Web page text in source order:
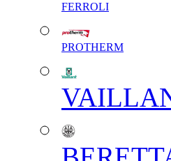
FERROLI
PROTHERM